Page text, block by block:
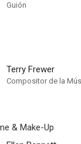
Guión
Terry Frewer
Compositor de la
& Make-Up